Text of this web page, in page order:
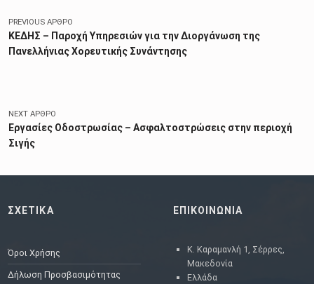
PREVIOUS ΆΡΘΡΟ
ΚΕΔΗΣ – Παροχή Υπηρεσιών για την Διοργάνωση της
Πανελλήνιας Χορευτικής Συνάντησης
NEXT ΆΡΘΡΟ
Εργασίες Οδοστρωσίας – Ασφαλτοστρώσεις στην περιοχή
Σιγής
ΣΧΕΤΙΚΑ
Όροι Χρήσης
Δήλωση Προσβασιμότητας
ΕΠΙΚΟΙΝΩΝΙΑ
Κ. Καραμανλή 1, Σέρρες,
Μακεδονία
Ελλάδα